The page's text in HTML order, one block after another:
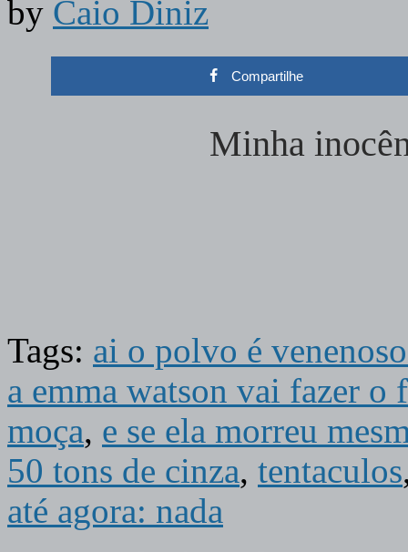
by Caio Diniz
Compartilhe
Minha
Tags: ai o polvo é
a emma watson vai fazer
moça, e se ela morreu
50 tons de cinza, tentaculos
até agora: nada